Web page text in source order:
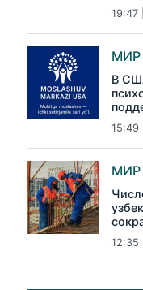
19:47
МИР
В
15:49
МИР
12:35